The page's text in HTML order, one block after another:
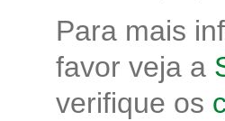
Para mais
favor veja a
verifique os